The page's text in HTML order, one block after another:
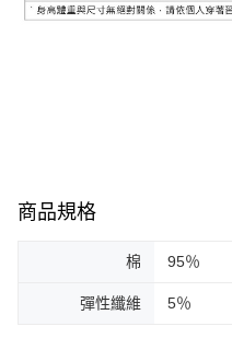
商品規格
棉 95％
彈性纖維 5％